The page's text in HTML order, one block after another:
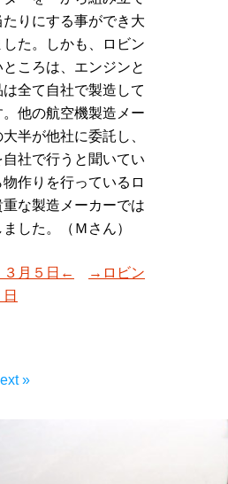
りにする事ができ大
た。しかも、ロビン
ころは、エンジンと
全て自社で製造して
他の航空機製造メー
半が他社に委託し、
社で行うと聞いてい
作りを行っているロ
重な製造メーカーでは
した。（Ｍさん）
月５日←
→ロビン
»